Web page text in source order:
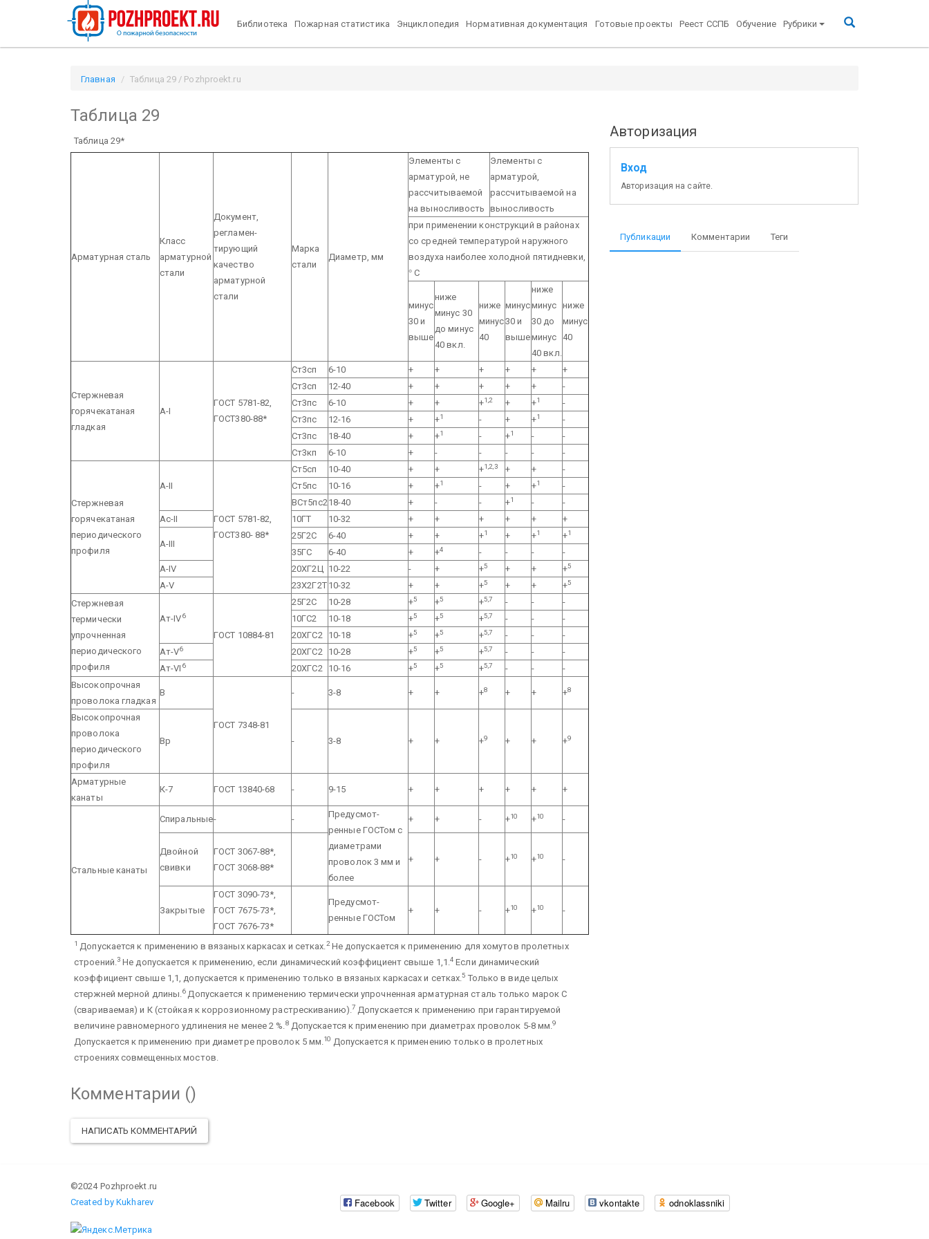
Библиотека Пожарная статистика Энциклопедия Нормативная документация Готовые проекты Реест ССПБ Обучение Рубрики
Главная Таблица 29 / Pozhproekt.ru
Таблица 29
Таблица 29*
Арматурная сталь
Класс
арматурной
стали
Документ,
регламен-
тирующий
качество
арматурной
стали
Марка
стали
Диаметр, мм
Элементы с
арматурой, не
рассчитываемой
на выносливость
Элементы с
арматурой,
рассчитываемой на
выносливость
при применении конструкций в районах
со средней температурой наружного
воздуха наиболее холодной пятидневки,
° С
минус
30 и
выше
ниже
минус 30
до минус
40 вкл.
ниже
минус
40
минус
30 и
выше
ниже
минус
30 до
минус
40 вкл.
ниже
минус
40
Стержневая
горячекатаная
гладкая
А-I
ГОСТ 5781-82,
ГОСТ380-88*
Ст3сп 6-10 + + + + +
+
Ст3сп
12-40 + + + + +
-
Ст3пс
6-10 + + +1,2 + +1
-
Ст3пс
12-16 + +1 - + +1
-
Ст3пс
18-40 + +1 - +1 -
-
Ст3кп
6-10 + - - - - -
Стержневая
горячекатаная
периодического
профиля
А-II
ГОСТ 5781-82,
ГОСТ380- 88*
Ст5сп 10-40 + + +1,2,3 + +
-
Ст5пс
10-16 + +1 - + +1
-
ВСт5пс2 18-40 + - - +1 -
-
Ас-II
10ГТ 10-32 + + + + + +
A-III
25Г2С 6-40 + + +1 + +1 +1
35ГС 6-40 + +4 - - -
-
А-IV
20XГ2Ц 10-22 - + +5 + + +5
А-V 23Х2Г2Т 10-32 + + +5 + + +5
Стержневая
термически
упрочненная
периодического
профиля
Ат-IV6
ГОСТ 10884-81
25Г2С 10-28 +5 +5 +5,7 - -
-
10ГС2
10-18 +5 +5 +5,7 - -
-
20ХГС2
10-18 +5 +5 +5,7 - -
-
Ат-V6 20ХГС2 10-28 +5 +5 +5,7 - -
-
Ат-VI 6 20ХГС2 10-16 +5 +5 +5,7 - -
-
Высокопрочная
проволока гладкая
В
ГОСТ 7348-81
- 3-8 + + +8 + + +8
Высокопрочная
проволока
периодического
профиля
Вр - 3-8 + + +9 + + +9
Арматурные
канаты
К-7 ГОСТ 13840-68 - 9-15 + + + + + +
Стальные канаты
Спиральные- -
Предусмот-
ренные ГОСТом с
диаметрами
проволок 3 мм и
более
+ + - +10 +10 -
Двойной
свивки
ГОСТ 3067-88*,
ГОСТ 3068-88*
+ + - +10 +10 -
Закрытые
ГОСТ 3090-73*,
ГОСТ 7675-73*,
ГОСТ 7676-73*
Предусмот-
ренные ГОСТом
+ + - +10 +10 -
1 Допускается к применению в вязаных каркасах и сетках. 2Не допускается к применению для хомутов пролетных
строений. 3 Не допускается к применению, если динамический коэффициент свыше 1,1.4 Если динамический
коэффициент свыше 1,1, допускается к применению только в вязаных каркасах и сетках.5 Только в виде целых
стержней мерной длины. 6Допускается к применению термически упрочненная арматурная сталь только марок С
(свариваемая) и К (стойкая к коррозионному растрескиванию). 7 Допускается к применению при гарантируемой
величине равномерного удлинения не менее 2 %. 8Допускается к применению при диаметрах проволок 5-8 мм.9
Допускается к применению при диаметре проволок 5 мм. 10 Допускается к применению только в пролетных
строениях совмещенных мостов.
Комментарии ()
НАПИСАТЬ КОММЕНТАРИЙ
Авторизация
Вход
Авторизация на сайте.
Публикации Комментарии Теги
©2024 Pozhproekt.ru
Created by Kukharev
Facebook Twitter Google+ Mailru vkontakte odnoklassniki